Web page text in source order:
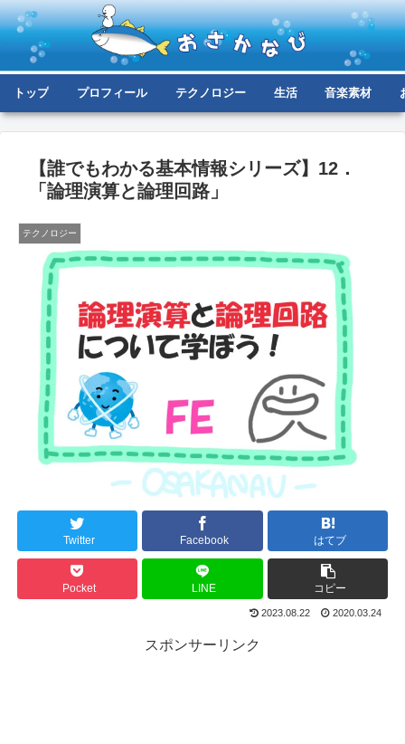
トップ プロフィール テクノロジー 生活 音楽素材
【誰でもわかる基本情報シリーズ】12．
「論理演算と論理回路」
テクノロジー
Twitter Facebook はてブ
Pocket LINE コピー
2023.08.22 2020.03.24
スポンサーリンク